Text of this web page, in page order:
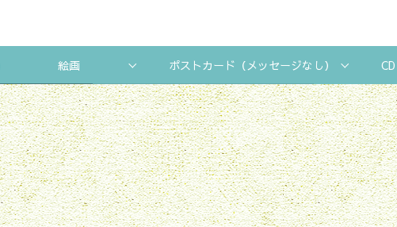
絵画 ポストカード（メッセージなし） CD